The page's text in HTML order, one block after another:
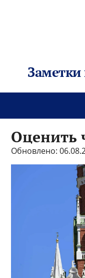
Заметки
Оценить
Обновлено: